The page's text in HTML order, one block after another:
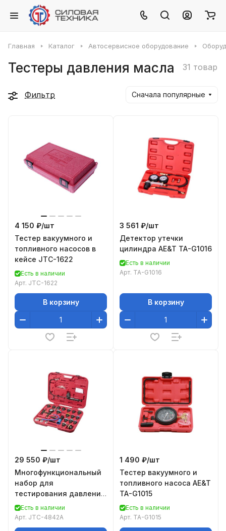
Главная Каталог Автосервисное оборудование
Тестеры давления масла 31 товар
Фильтр Сначала популярные
4 150 ₽/шт
Тестер вакуумного и
топливного насосов в
кейсе JTC-1622
Есть в наличии
Арт. JTC-1622
В корзину
3 561 ₽/шт
Детектор утечки
цилиндра AE&T TA-G1016
Есть в наличии
Арт. TA-G1016
В корзину
29 550 ₽/шт
Многофункциональный
набор для
тестирования давления
в радиаторе, 27
предметов JTC-4842A
Есть в наличии
Арт. JTC-4842A
1 490 ₽/шт
Тестер вакуумного и
топливного насоса AE&T
TA-G1015
Есть в наличии
Арт. TA-G1015